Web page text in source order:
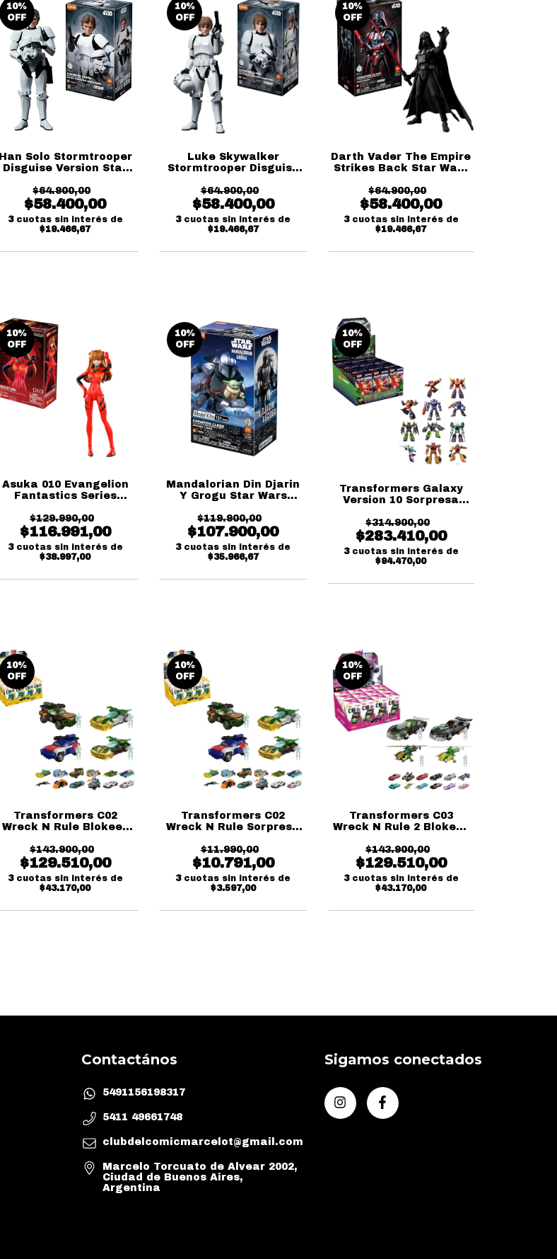
10%
OFF
Han Solo Stormtrooper
Disguise Version Star
Blokees
$64.900,00
$58.400,00
3 cuotas sin interés de
$19.466,67
10%
OFF
Luke Skywalker
Stormtrooper Disguise
Champion Class
Blokees
$64.900,00
$58.400,00
3 cuotas sin interés de
$19.466,67
10%
OFF
Darth Vader The Empire
Strikes Back Star Wars
Blokees
$64.900,00
$58.400,00
3 cuotas sin interés de
$19.466,67
10%
OFF
Asuka 010 Evangelion
Fantastics Series
$129.990,00
$116.991,00
3 cuotas sin interés de
$38.997,00
10%
OFF
Mandalorian Din Djarin
Y Grogu Star Wars
Blokees
$119.900,00
$107.900,00
3 cuotas sin interés de
$35.966,67
10%
OFF
Transformers Galaxy
Version 10 Sorpresa
$314.900,00
$283.410,00
3 cuotas sin interés de
$94.470,00
10%
OFF
Transformers C02
Wreck N Rule Blokees
$143.900,00
$129.510,00
3 cuotas sin interés de
$43.170,00
10%
OFF
Transformers C02
Wreck N Rule Sorpresa
$11.990,00
$10.791,00
3 cuotas sin interés de
$3.597,00
10%
OFF
Transformers C03
Wreck N Rule 2 Blokees
$143.900,00
$129.510,00
3 cuotas sin interés de
$43.170,00
Contactános
5491156198317
5411 49661748
clubdelcomicmarcelot@gmail.com
Marcelo Torcuato de Alvear 2002,
Ciudad de Buenos Aires,
Argentina
Sigamos conectados